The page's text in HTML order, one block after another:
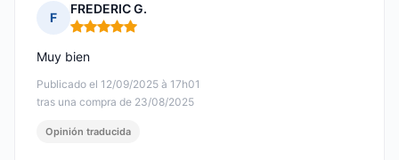
F
FREDERIC G.
Nota: 5 de 5
Publicado el 12/09/2025 à 17h01
tras una compra de 23/08/2025
Muy bien
Opinión traducida